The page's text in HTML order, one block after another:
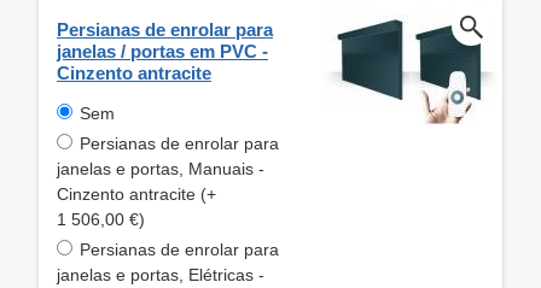
Persianas de enrolar para
janelas / portas em PVC -
Cinzento antracite
Sem
Persianas de enrolar para
janelas e portas, Manuais -
Cinzento antracite (+
1 506,00 €)
Persianas de enrolar para
janelas e portas, Elétricas -